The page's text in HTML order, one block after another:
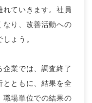
ていきます。社員
なり、改善活動への
ょう。
業では、調査終了
ともに、結果を全
職場単位での結果の